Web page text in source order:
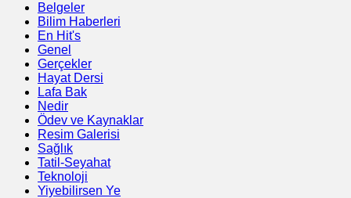
Belgeler
Bilim Haberleri
En Hit's
Genel
Gerçekler
Hayat Dersi
Lafa Bak
Nedir
Ödev ve Kaynaklar
Resim Galerisi
Sağlık
Tatil-Seyahat
Teknoloji
Yiyebilirsen Ye